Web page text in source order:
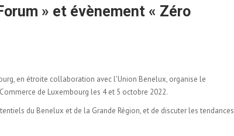
» et évènement « Zéro
en étroite collaboration avec l'Union Benelux, organise le
de Luxembourg les 4 et 5 octobre 2022.
du Benelux et de la Grande Région, et de discuter les tendances